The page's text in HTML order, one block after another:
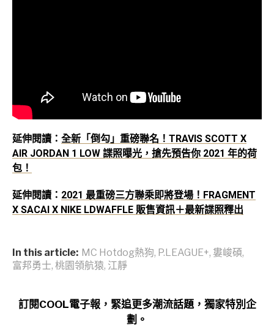
延伸閱讀： 全新「倒勾」重磅聯名！TRAVIS SCOTT X
AIR JORDAN 1 LOW 諜照曝光，搶先預告你 2021 年的荷
包！
延伸閱讀： 2021 最重磅三方聯乘即將登場！FRAGMENT
X SACAI X NIKE LDWAFFLE 販售資訊＋最新諜照釋出
In this article: MC Hotdog熱狗, P.LEAGUE+, 婁峻碩,
富邦勇士, 桃園領航猿, 江靜
訂閱COOL電子報，緊追更多潮流話題，獨家特別企
劃。